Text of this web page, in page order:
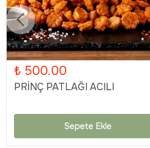
₺ 500.00
PRİNÇ PATLAĞI ACILI
Sepete Ekle